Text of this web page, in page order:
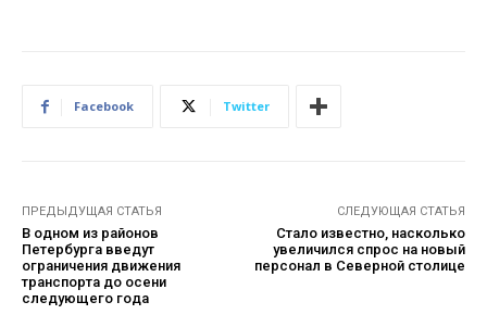
Facebook Twitter
ПРЕДЫДУЩАЯ СТАТЬЯ
В одном из районов
Петербурга введут
ограничения движения
транспорта до осени
следующего года
СЛЕДУЮЩАЯ СТАТЬЯ
Стало известно, насколько
увеличился спрос на новый
персонал в Северной столице